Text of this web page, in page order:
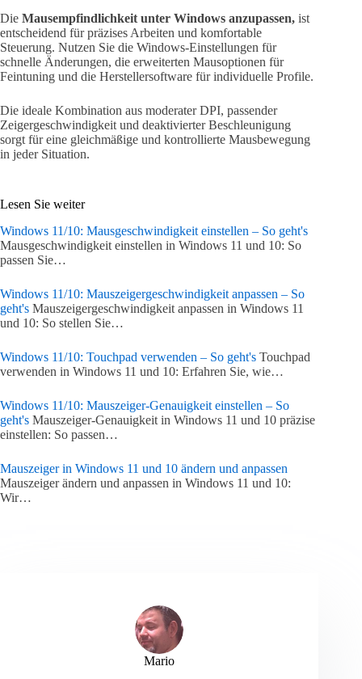
Die Mausempfindlichkeit unter Windows anzupassen, ist
entscheidend für präzises Arbeiten und komfortable
Steuerung. Nutzen Sie die Windows-Einstellungen für
schnelle Änderungen, die erweiterten Mausoptionen für
Feintuning und die Herstellersoftware für individuelle Profile.
Die ideale Kombination aus moderater DPI, passender
Zeigergeschwindigkeit und deaktivierter Beschleunigung
sorgt für eine gleichmäßige und kontrollierte Mausbewegung
in jeder Situation.
Lesen Sie weiter
Windows 11/10: Mausgeschwindigkeit einstellen – So geht's
Mausgeschwindigkeit einstellen in Windows 11 und 10: So
passen Sie…
Windows 11/10: Mauszeigergeschwindigkeit anpassen – So
geht's Mauszeigergeschwindigkeit anpassen in Windows 11
und 10: So stellen Sie…
Windows 11/10: Touchpad verwenden – So geht's Touchpad
verwenden in Windows 11 und 10: Erfahren Sie, wie…
Windows 11/10: Mauszeiger-Genauigkeit einstellen – So
geht's Mauszeiger-Genauigkeit in Windows 11 und 10 präzise
einstellen: So passen…
Mauszeiger in Windows 11 und 10 ändern und anpassen
Mauszeiger ändern und anpassen in Windows 11 und 10:
Wir…
Mario